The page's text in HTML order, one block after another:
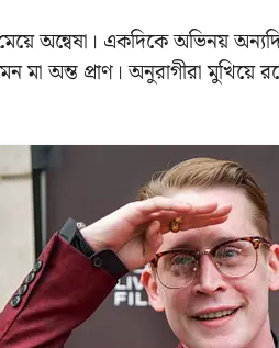
মেয়ে অন্বেষা। একদিকে অভিনয়
মা অন্ত প্রাণ। অনুরাগীরা মুখিয়ে